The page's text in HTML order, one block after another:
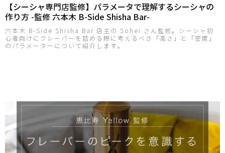
【シーシャ専門店監修】パラメータで理解するシーシャの
作り方 -監修 六本木 B-Side Shisha Bar-
六本木 B-Side Shisha Bar 店主の Sohei さん監修。シーシャ初
心者向けにフレーバーを詰める際に考えるべき「高さ」と「密度」
のパラメーターについて紹介します。